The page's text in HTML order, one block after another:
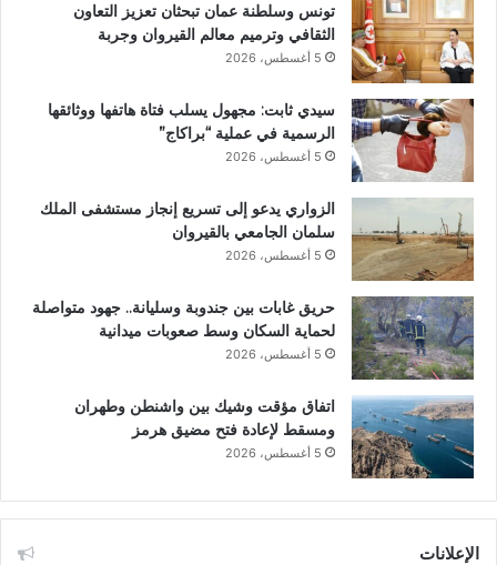
تونس وسلطنة عمان تبحثان تعزيز التعاون
الثقافي وترميم معالم القيروان وجربة
5 أغسطس، 2026
سيدي ثابت: مجهول يسلب فتاة هاتفها ووثائقها
الرسمية في عملية “براكاج”
5 أغسطس، 2026
الزواري يدعو إلى تسريع إنجاز مستشفى الملك
سلمان الجامعي بالقيروان
5 أغسطس، 2026
حريق غابات بين جندوبة وسليانة.. جهود متواصلة
لحماية السكان وسط صعوبات ميدانية
5 أغسطس، 2026
اتفاق مؤقت وشيك بين واشنطن وطهران
ومسقط لإعادة فتح مضيق هرمز
5 أغسطس، 2026
الإعلانات